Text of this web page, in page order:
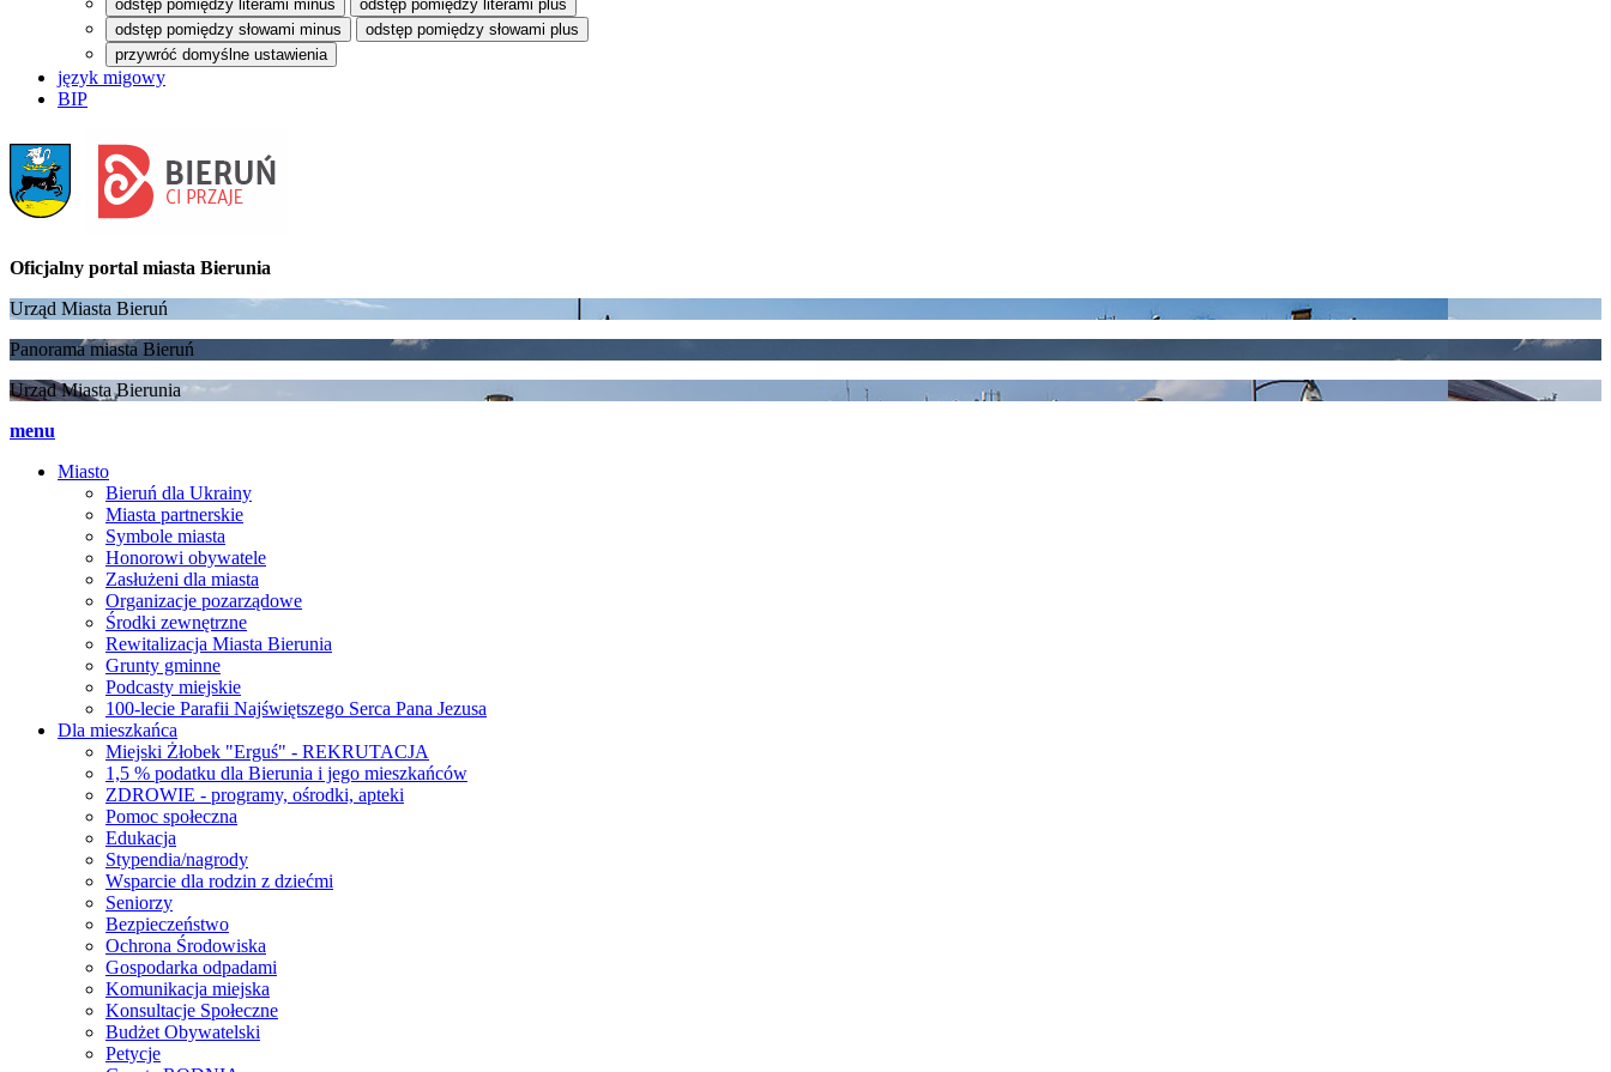
odstęp pomiędzy literami minus
odstęp pomiędzy literami plus
odstęp pomiędzy słowami minus
odstęp pomiędzy słowami plus
przywróć domyślne ustawienia
język migowy
BIP
Oficjalny portal miasta Bierunia
Urząd Miasta Bieruń
Panorama miasta Bieruń
Urząd Miasta Bierunia
menu
Miasto
Bieruń dla Ukrainy
Miasta partnerskie
Symbole miasta
Honorowi obywatele
Zasłużeni dla miasta
Organizacje pozarządowe
Środki zewnętrzne
Rewitalizacja Miasta Bierunia
Grunty gminne
Podcasty miejskie
100-lecie Parafii Najświętszego Serca Pana Jezusa
Dla mieszkańca
Miejski Żłobek "Erguś" - REKRUTACJA
1,5 % podatku dla Bierunia i jego mieszkańców
ZDROWIE - programy, ośrodki, apteki
Pomoc społeczna
Edukacja
Stypendia/nagrody
Wsparcie dla rodzin z dziećmi
Seniorzy
Bezpieczeństwo
Ochrona Środowiska
Gospodarka odpadami
Komunikacja miejska
Konsultacje Społeczne
Budżet Obywatelski
Petycje